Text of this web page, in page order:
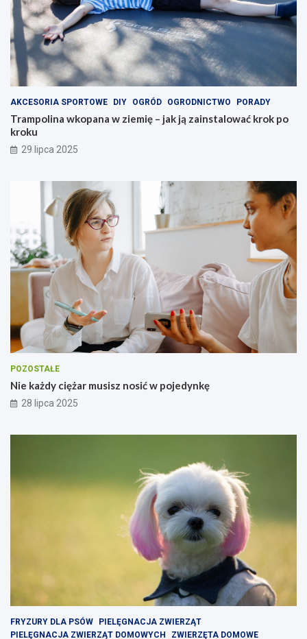
AKCESORIA SPORTOWE DIY OGRÓD OGRODNICTWO PORADY
Trampolina wkopana w ziemię – jak ją zainstalować krok po
kroku
29 lipca 2025
POZOSTAŁE
Nie każdy ciężar musisz nosić w pojedynkę
28 lipca 2025
FRYZURY DLA PSÓW
PIELĘGNACJA ZWIERZĄT
PIELĘGNACJA ZWIERZĄT DOMOWYCH
ZWIERZĘTA DOMOWE